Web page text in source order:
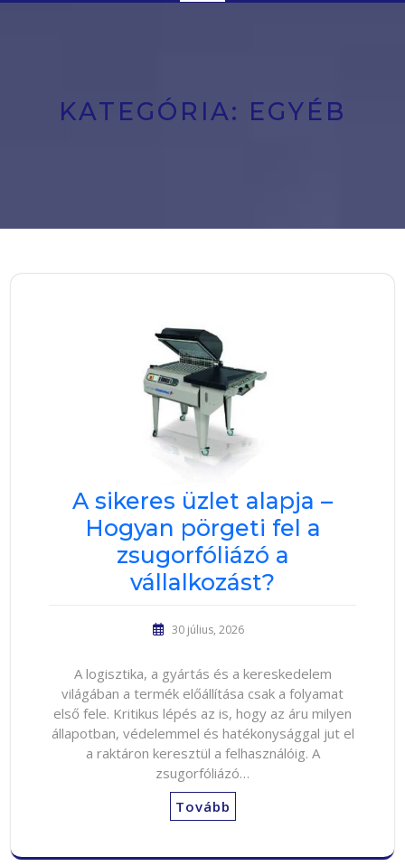
Button
KATEGÓRIA: EGYÉB
A sikeres üzlet alapja –
Hogyan pörgeti fel a
zsugorfóliázó a
vállalkozást?
30 július, 2026
A logisztika, a gyártás és a kereskedelem
világában a termék előállítása csak a folyamat
első fele. Kritikus lépés az is, hogy az áru milyen
állapotban, védelemmel és hatékonysággal jut el
a raktáron keresztül a felhasználóig. A
zsugorfóliázó…
Tovább